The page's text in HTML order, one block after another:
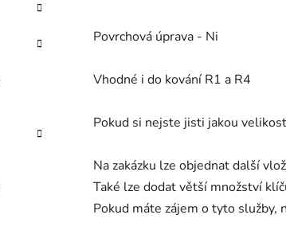
Povrchová úprava - Ni
Vhodné i do kování R1 a R4
Pokud si nejste jisti jakou
Na zakázku lze objednat další
Také lze dodat větší množství
Pokud máte zájem o tyto služby,